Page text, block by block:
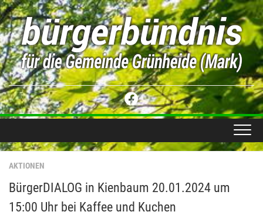
Skip
to
content
AKTIONEN
BürgerDIALOG in Kienbaum 20.01.2024 um
15:00 Uhr bei Kaffee und Kuchen